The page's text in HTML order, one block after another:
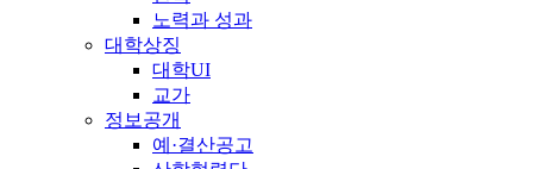
노력과 성과
대학상징
대학UI
교가
정보공개
예·결산공고